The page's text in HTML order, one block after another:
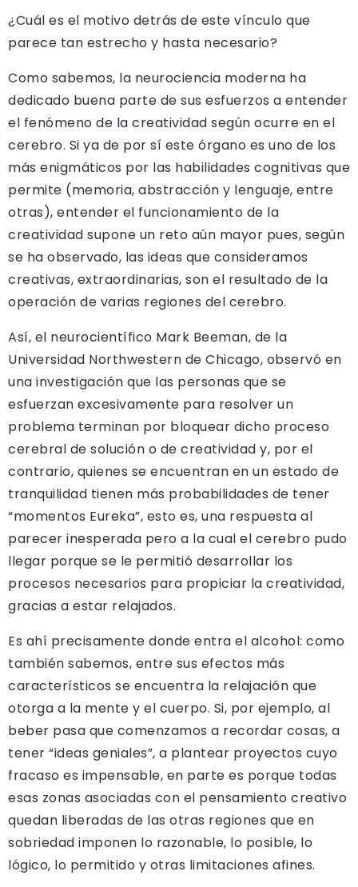
¿Cuál es el motivo detrás de este vínculo que
parece tan estrecho y hasta necesario?
Como sabemos, la neurociencia moderna ha
dedicado buena parte de sus esfuerzos a entender
el fenómeno de la creatividad según ocurre en el
cerebro. Si ya de por sí este órgano es uno de los
más enigmáticos por las habilidades cognitivas que
permite (memoria, abstracción y lenguaje, entre
otras), entender el funcionamiento de la
creatividad supone un reto aún mayor pues, según
se ha observado, las ideas que consideramos
creativas, extraordinarias, son el resultado de la
operación de varias regiones del cerebro.
Así, el neurocientífico Mark Beeman, de la
Universidad Northwestern de Chicago, observó en
una investigación que las personas que se
esfuerzan excesivamente para resolver un
problema terminan por bloquear dicho proceso
cerebral de solución o de creatividad y, por el
contrario, quienes se encuentran en un estado de
tranquilidad tienen más probabilidades de tener
“momentos Eureka”, esto es, una respuesta al
parecer inesperada pero a la cual el cerebro pudo
llegar porque se le permitió desarrollar los
procesos necesarios para propiciar la creatividad,
gracias a estar relajados.
Es ahí precisamente donde entra el alcohol: como
también sabemos, entre sus efectos más
característicos se encuentra la relajación que
otorga a la mente y el cuerpo. Si, por ejemplo, al
beber pasa que comenzamos a recordar cosas, a
tener “ideas geniales”, a plantear proyectos cuyo
fracaso es impensable, en parte es porque todas
esas zonas asociadas con el pensamiento creativo
quedan liberadas de las otras regiones que en
sobriedad imponen lo razonable, lo posible, lo
lógico, lo permitido y otras limitaciones afines.